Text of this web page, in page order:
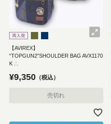
【AVIREX】
“TOPGUN2”SHOULDER BAG AVX1170
K ∴
¥9,350 税込
売切れ